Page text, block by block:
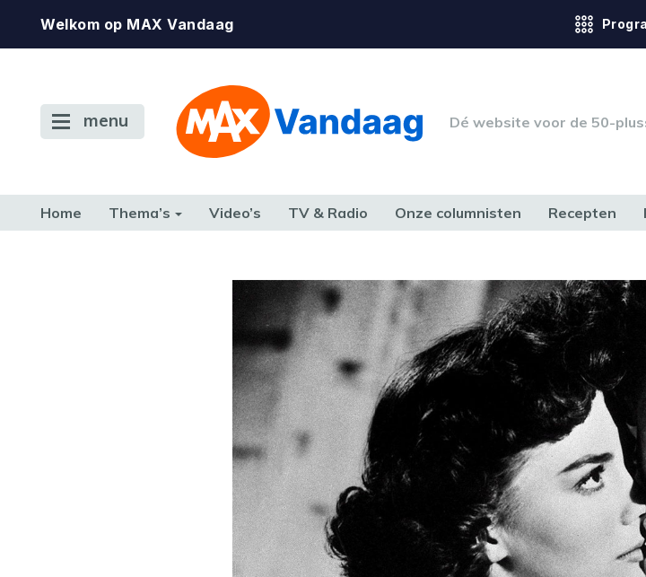
Welkom op MAX Vandaag
menu Dé website voor de 50-
Home Thema’s Video’s TV & Radio Onze columnisten Recepten